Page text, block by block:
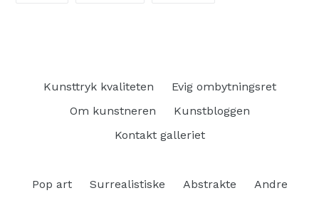
Kunsttryk kvaliteten
Evig ombytningsret
Om kunstneren
Kunstbloggen
Kontakt galleriet
Pop art Surrealistiske Abstrakte Andre